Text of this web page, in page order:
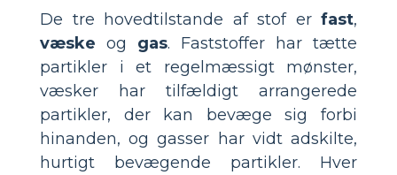
De tre hovedtilstande af stof er fast,
væske og gas. Faststoffer har tætte
partikler i et regelmæssigt mønster,
væsker har tilfældigt arrangerede
partikler, der kan bevæge sig forbi
hinanden, og gasser har vidt adskilte,
hurtigt bevægende partikler. Hver